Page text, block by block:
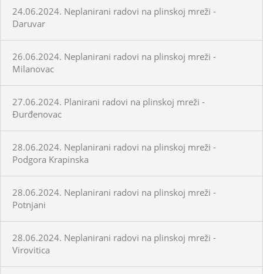
24.06.2024. Neplanirani radovi na plinskoj mreži -
Daruvar
26.06.2024. Neplanirani radovi na plinskoj mreži -
Milanovac
27.06.2024. Planirani radovi na plinskoj mreži -
Đurđenovac
28.06.2024. Neplanirani radovi na plinskoj mreži -
Podgora Krapinska
28.06.2024. Neplanirani radovi na plinskoj mreži -
Potnjani
28.06.2024. Neplanirani radovi na plinskoj mreži -
Virovitica